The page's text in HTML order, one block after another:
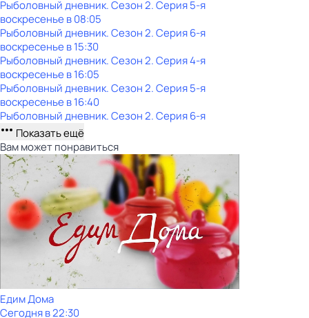
Рыболовный дневник. Сезон 2. Серия 5-я
воскресенье в08:05
Рыболовный дневник. Сезон 2. Серия 6-я
воскресенье в15:30
Рыболовный дневник. Сезон 2. Серия 4-я
воскресенье в16:05
Рыболовный дневник. Сезон 2. Серия 5-я
воскресенье в16:40
Рыболовный дневник. Сезон 2. Серия 6-я
Показать ещё
Вам может понравиться
Едим Дома
Сегодня в 22:30